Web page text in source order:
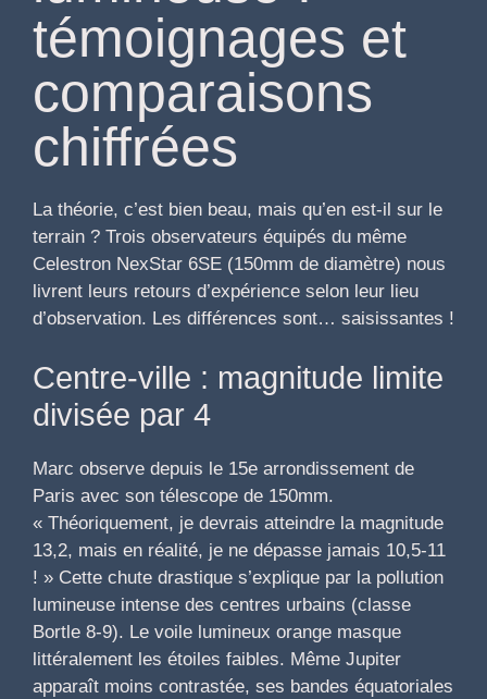
témoignages et
comparaisons
chiffrées
La théorie, c’est bien beau, mais qu’en est-il sur le
terrain ? Trois observateurs équipés du même
Celestron NexStar 6SE (150mm de diamètre) nous
livrent leurs retours d’expérience selon leur lieu
d’observation. Les différences sont… saisissantes !
Centre-ville : magnitude limite
divisée par 4
Marc observe depuis le 15e arrondissement de
Paris avec son télescope de 150mm.
« Théoriquement, je devrais atteindre la magnitude
13,2, mais en réalité, je ne dépasse jamais 10,5-11
! » Cette chute drastique s’explique par la pollution
lumineuse intense des centres urbains (classe
Bortle 8-9). Le voile lumineux orange masque
littéralement les étoiles faibles. Même Jupiter
apparaît moins contrastée, ses bandes équatoriales